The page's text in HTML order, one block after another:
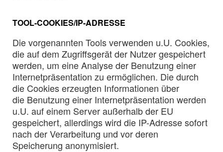
TOOL-COOKIES/IP-ADRESSE
Die vorgenannten Tools verwenden u.U. Cookies,
die auf dem Zugriffsgerät der Nutzer gespeichert
werden, um eine Analyse der Benutzung einer
Internetpräsentation zu ermöglichen. Die durch
die Cookies erzeugten Informationen über
die Benutzung einer Internetpräsentation werden
u.U. auf einem Server außerhalb der EU
gespeichert, allerdings wird die IP-Adresse sofort
nach der Verarbeitung und vor deren
Speicherung anonymisiert.